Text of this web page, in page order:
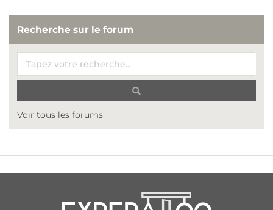
Recherche sur le forum
Voir tous les forums